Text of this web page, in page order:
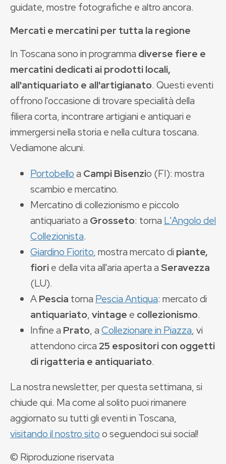
guidate, mostre fotografiche e altro ancora.
Mercati e mercatini per tutta la regione
In Toscana sono in programma diverse fiere e
mercatini dedicati ai prodotti locali,
all'antiquariato e all'artigianato. Questi eventi
offrono l'occasione di trovare specialità della
filiera corta, incontrare artigiani e antiquari e
immergersi nella storia e nella cultura toscana.
Vediamone alcuni.
Portobelloa Campi Bisenzio (FI): mostra
scambio e mercatino.
Mercatino di collezionismo e piccolo
antiquariato a Grosseto: torna L'Angolo del
Collezionista.
Giardino Fiorito, mostra mercato di piante,
fiorie della vita all'aria aperta aSeravezza
(LU).
APescia torna Pescia Antiqua: mercato di
antiquariato,vintage e collezionismo.
Infine a Prato, aCollezionare in Piazza, vi
attendono circa 25 espositori con oggetti
di rigatteria e antiquariato.
La nostra newsletter, per questa settimana, si
chiude qui. Ma come al solito puoi rimanere
aggiornato su tutti gli eventi in Toscana,
visitando il nostro sitoo seguendoci sui social!
© Riproduzione riservata